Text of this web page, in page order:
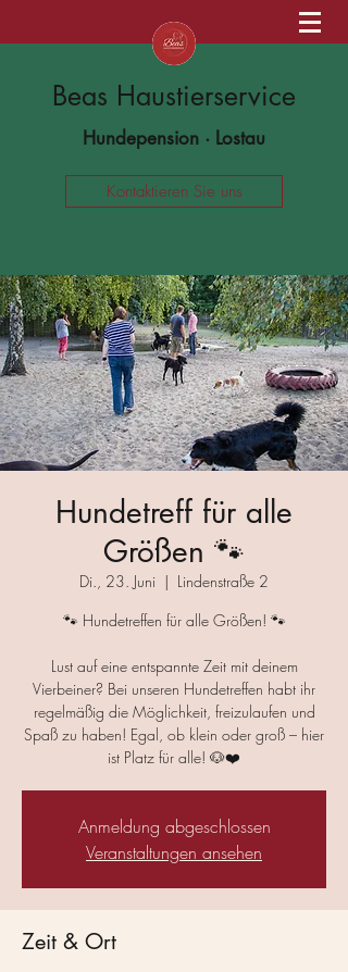
Beas Haustierservice
Hundepension · Lostau
Kontaktieren Sie uns
Hundetreff für alle
Größen 🐾
Di., 23. Juni
  |
Lindenstraße 2
🐾 Hundetreffen für alle Größen! 🐾
Lust auf eine entspannte Zeit mit deinem
Vierbeiner? Bei unseren Hundetreffen habt ihr
regelmäßig die Möglichkeit, freizulaufen und
Spaß zu haben! Egal, ob klein oder groß – hier
ist Platz für alle! 🐶❤️
Anmeldung abgeschlossen
Veranstaltungen ansehen
Zeit & Ort